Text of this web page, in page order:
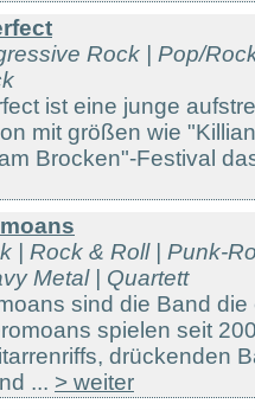
Rock | Pop/
ist eine junge
mit größen wie
Brocken"-Festival
| Rock & Roll | Punk-
Metal | Quartett
sind die Band
spielen seit
drückenden
... > weiter